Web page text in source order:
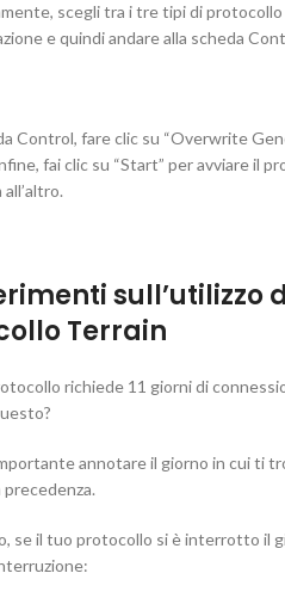
scegli tra i tre tipi di protocollo
e quindi andare alla scheda
Control, fare clic su “Overwrite
fai clic su “Start” per avviare il
sull’utilizzo
Terrain
richiede 11 giorni di
annotare il giorno in cui ti
se il tuo protocollo si è interrotto il